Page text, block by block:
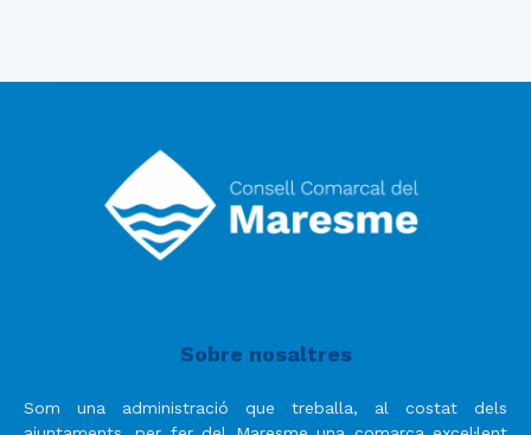
Sobre nosaltres
Som una administració que treballa, al costat dels